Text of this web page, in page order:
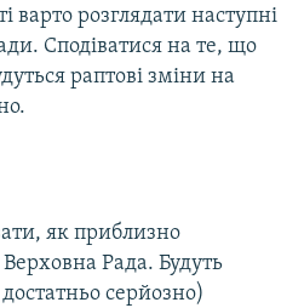
варто розглядати наступні
Сподіватися на те, що
раптові зміни на
як приблизно
Рада. Будуть
серйозно)